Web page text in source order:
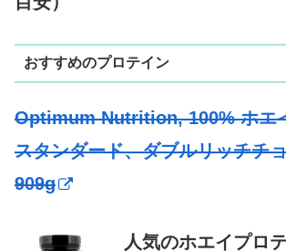
おすすめのプロテイン
Optimum Nutrition, 100% ホエ
スタンダード、ダブルリッチ
909g
人気のホエイプロ